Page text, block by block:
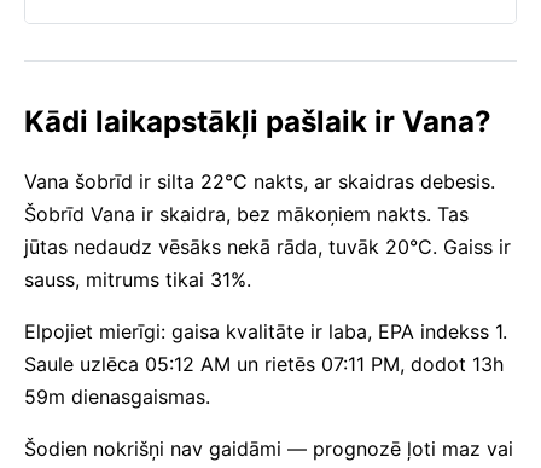
Kādi laikapstākļi pašlaik ir Vana?
Vana šobrīd ir silta 22°C nakts, ar skaidras debesis.
Šobrīd Vana ir skaidra, bez mākoņiem nakts. Tas
jūtas nedaudz vēsāks nekā rāda, tuvāk 20°C. Gaiss ir
sauss, mitrums tikai 31%.
Elpojiet mierīgi: gaisa kvalitāte ir laba, EPA indekss 1.
Saule uzlēca 05:12 AM un rietēs 07:11 PM, dodot 13h
59m dienasgaismas.
Šodien nokrišņi nav gaidāmi — prognozē ļoti maz vai